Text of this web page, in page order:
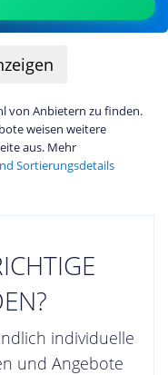
von Anbietern zu finden.
weisen weitere
aus. Mehr
Sortierungsdetails
individuelle
und Angebote